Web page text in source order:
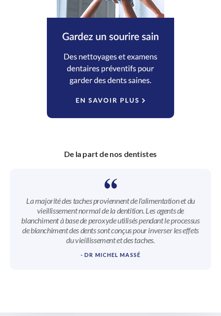
De la part de nos dentistes
La majorité des taches proviennent de l'alimentation et du
vieillissement normal de la dentition. Les agents de
blanchiment à base de peroxyde utilisés pendant le processus
de blanchiment des dents sont conçus pour inverser les effets
du vieillissement et des taches.
- DR MICHEL MASSÉ